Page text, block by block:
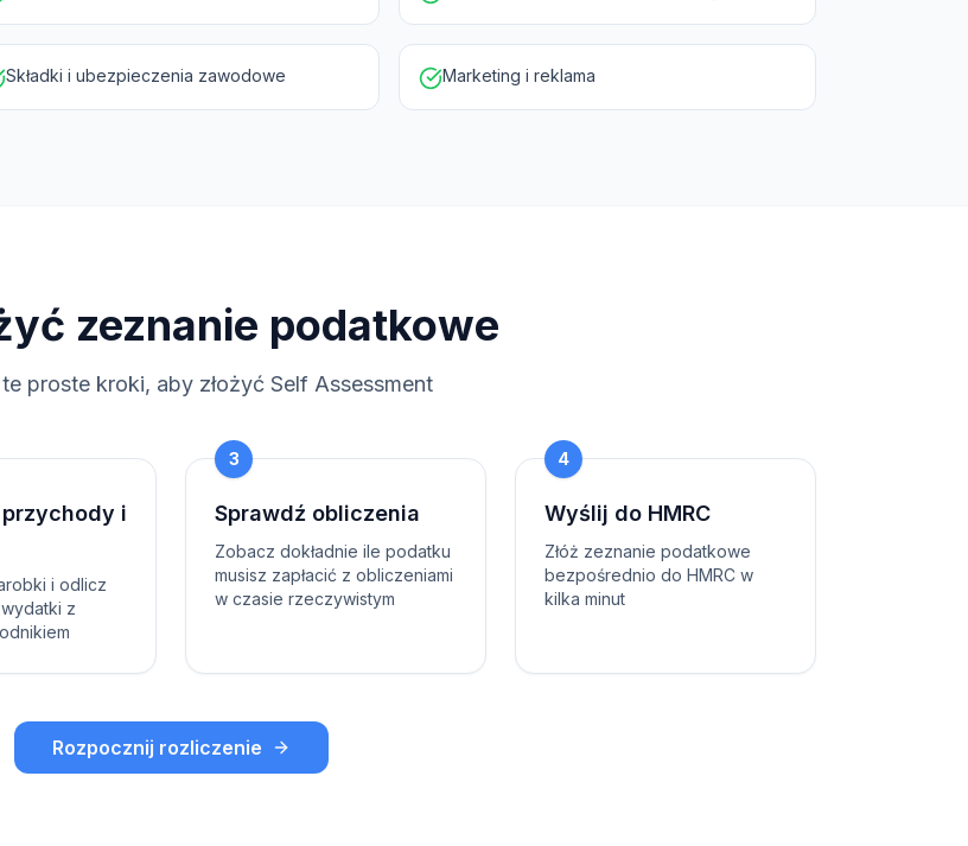
Składki i ubezpieczenia zawodowe Marketing i reklama
zeznanie podatkowe
proste kroki, aby złożyć Self Assessment
i
i odlicz
z
3
Sprawdź obliczenia
Zobacz dokładnie ile podatku
musisz zapłacić z obliczeniami
w czasie rzeczywistym
4
Wyślij do HMRC
Złóż zeznanie podatkowe
bezpośrednio do HMRC w
kilka minut
Rozpocznij rozliczenie